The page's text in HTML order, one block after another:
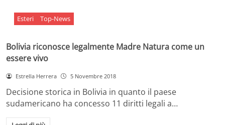
Esteri Top-News
Bolivia riconosce legalmente Madre Natura come un
essere vivo
Estrella Herrera 5 Novembre 2018
Decisione storica in Bolivia in quanto il paese
sudamericano ha concesso 11 diritti legali a…